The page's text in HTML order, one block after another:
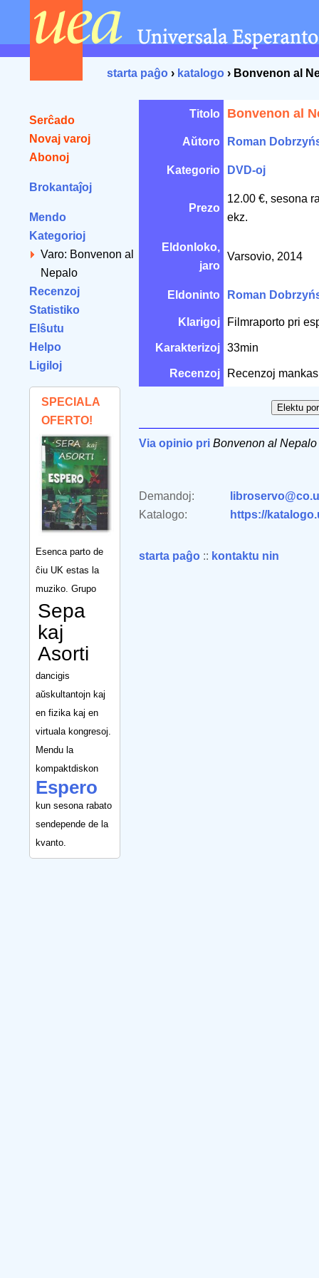
starta paĝo › katalogo › Bonvenon al
Serĉado
Novaj varoj
Abonoj
Brokantaĵoj
Mendo
Kategorioj
Varo: Bonvenon al
Nepalo
Recenzoj
Statistiko
Elŝutu
Helpo
Ligiloj
SPECIALA
OFERTO!
Esenca parto de
ĉiu UK estas la
muziko. Grupo
Sepa
kaj
Asorti
dancigis
aŭskultantojn kaj
en fizika kaj en
virtuala kongresoj.
Mendu la
kompaktdiskon
Espero
kun sesona rabato
sendepende de la
kvanto.
Titolo Bonvenon al
Aŭtoro Roman
Kategorio DVD-oj
Prezo
12.00 €, sesona
ekz.
Eldonloko,
jaro
Varsovio, 2014
Eldoninto Roman
Klarigoj Filmraporto pri
Karakterizoj 33min
Recenzoj Recenzoj
Via opinio pri Bonvenon al Nepalo
Demandoj:
Katalogo:
https://
starta paĝo :: kontaktu nin